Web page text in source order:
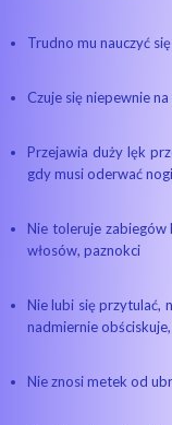
Trudno mu nauczyć
Czuje się niepewnie
Przejawia duży lęk
gdy musi oderwać
Nie toleruje zabiegów
włosów, paznokci
Nie lubi się przytulać,
nadmiernie
Nie znosi metek od